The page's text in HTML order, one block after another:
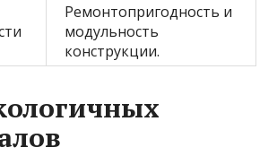
Ремонтопригодность и
модульность
конструкции.